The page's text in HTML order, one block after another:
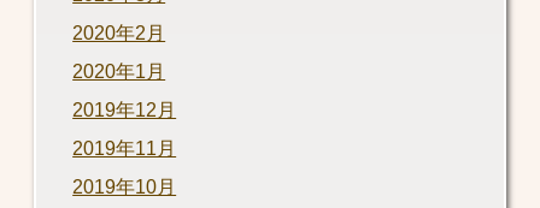
2020年2月
2020年1月
2019年12月
2019年11月
2019年10月